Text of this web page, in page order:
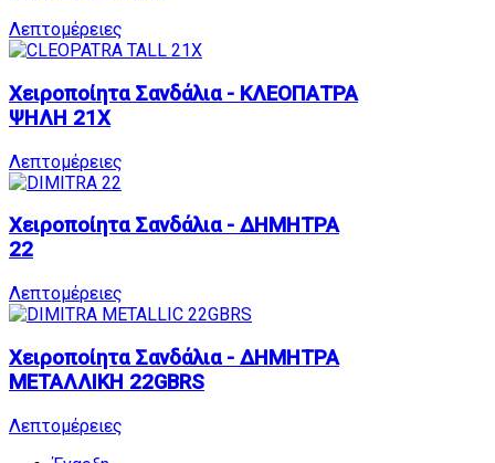
Λεπτομέρειες
Χειροποίητα Σανδάλια - ΚΛΕΟΠΑΤΡΑ
ΨΗΛΗ 21X
Λεπτομέρειες
Χειροποίητα Σανδάλια - ΔΗΜΗΤΡΑ
22
Λεπτομέρειες
Χειροποίητα Σανδάλια - ΔΗΜΗΤΡΑ
ΜΕΤΑΛΛΙΚΗ 22GBRS
Λεπτομέρειες